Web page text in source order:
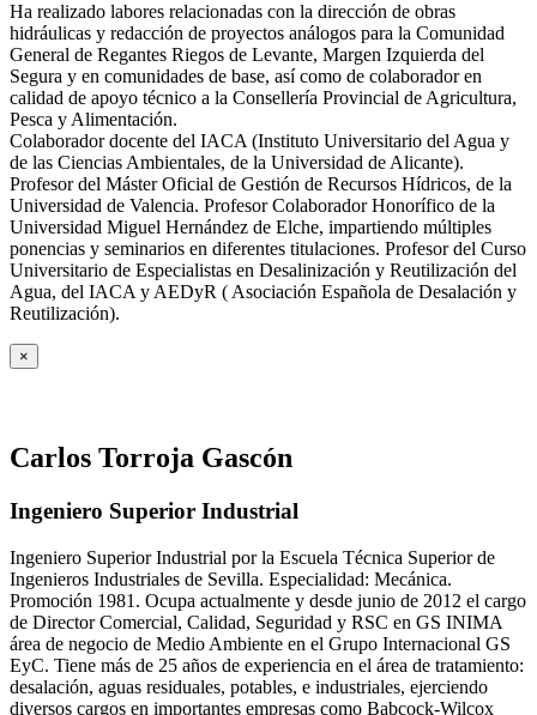
Ha realizado labores relacionadas con la dirección de obras
hidráulicas y redacción de proyectos análogos para la Comunidad
General de Regantes Riegos de Levante, Margen Izquierda del
Segura y en comunidades de base, así como de colaborador en
calidad de apoyo técnico a la Consellería Provincial de Agricultura,
Pesca y Alimentación.
Colaborador docente del IACA (Instituto Universitario del Agua y
de las Ciencias Ambientales, de la Universidad de Alicante).
Profesor del Máster Oficial de Gestión de Recursos Hídricos, de la
Universidad de Valencia. Profesor Colaborador Honorífico de la
Universidad Miguel Hernández de Elche, impartiendo múltiples
ponencias y seminarios en diferentes titulaciones. Profesor del Curso
Universitario de Especialistas en Desalinización y Reutilización del
Agua, del IACA y AEDyR ( Asociación Española de Desalación y
Reutilización).
×
Carlos Torroja Gascón
Ingeniero Superior Industrial
Ingeniero Superior Industrial por la Escuela Técnica Superior de
Ingenieros Industriales de Sevilla. Especialidad: Mecánica.
Promoción 1981. Ocupa actualmente y desde junio de 2012 el cargo
de Director Comercial, Calidad, Seguridad y RSC en GS INIMA
área de negocio de Medio Ambiente en el Grupo Internacional GS
EyC. Tiene más de 25 años de experiencia en el área de tratamiento:
desalación, aguas residuales, potables, e industriales, ejerciendo
diversos cargos en importantes empresas como Babcock-Wilcox